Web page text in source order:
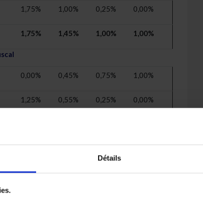
Détails
1,75% 1,00% 0,25% 0,00%
1,75% 1,45% 1,00% 1,00%
0,00% 0,45% 0,75% 1,00%
1,25% 0,55% 0,25% 0,00%
garanti supérieur à 1%, le rendement total est
en branche 23